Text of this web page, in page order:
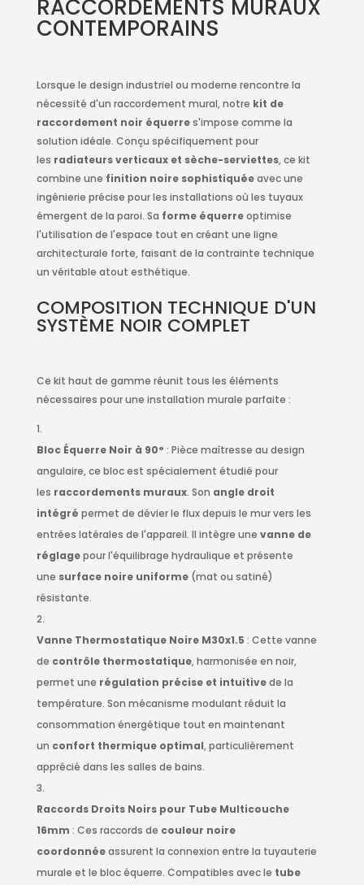
RACCORDEMENTS MURAUX
CONTEMPORAINS
Lorsque le design industriel ou moderne rencontre la
nécessité d'un raccordement mural, notre kit de
raccordement noir équerres'impose comme la
solution idéale. Conçu spécifiquement pour
les radiateurs verticaux et sèche-serviettes, ce kit
combine une finition noire sophistiquéeavec une
ingénierie précise pour les installations où les tuyaux
émergent de la paroi. Sa forme équerreoptimise
l'utilisation de l'espace tout en créant une ligne
architecturale forte, faisant de la contrainte technique
un véritable atout esthétique.
COMPOSITION TECHNIQUE D'UN
SYSTÈME NOIR COMPLET
Ce kit haut de gamme réunit tous les éléments
nécessaires pour une installation murale parfaite :
Bloc Équerre Noir à 90° : Pièce maîtresse au design
angulaire, ce bloc est spécialement étudié pour
les raccordements muraux. Son angle droit
intégré permet de dévier le flux depuis le mur vers les
entrées latérales de l'appareil. Il intègre une vanne de
réglagepour l'équilibrage hydraulique et présente
une surface noire uniforme(mat ou satiné)
résistante.
Vanne Thermostatique Noire M30x1.5 : Cette vanne
de contrôle thermostatique, harmonisée en noir,
permet une régulation précise et intuitivede la
température. Son mécanisme modulant réduit la
consommation énergétique tout en maintenant
un confort thermique optimal, particulièrement
apprécié dans les salles de bains.
Raccords Droits Noirs pour Tube Multicouche
16mm : Ces raccords de couleur noire
coordonnéeassurent la connexion entre la tuyauterie
murale et le bloc équerre. Compatibles avec le tube